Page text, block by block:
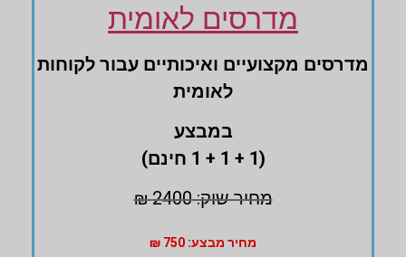
מדרסים לאומית
מדרסים ‏מקצועיים ואיכותיים עבור לקוחות
לאומית
במבצע
(1 + 1 + 1 חינם)
מחיר שוק: 2400 ₪
מחיר מבצע: 750 ₪